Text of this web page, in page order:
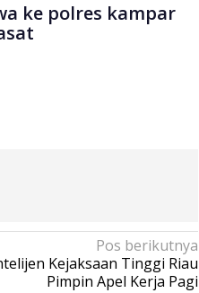
ke polres kampar
Pos berikutnya
Kejaksaan Tinggi Riau
Pimpin Apel Kerja Pagi